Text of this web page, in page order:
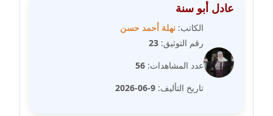
عاملة
مدونة سحر حسب الله
مدونة سعاد سيد
عادل أبو سنة
الكاتب: نهلة أحمد حسن
رقم التوثيق: 23
عدد المشاهدات: 56
تاريخ التأليف: 9-06-2026